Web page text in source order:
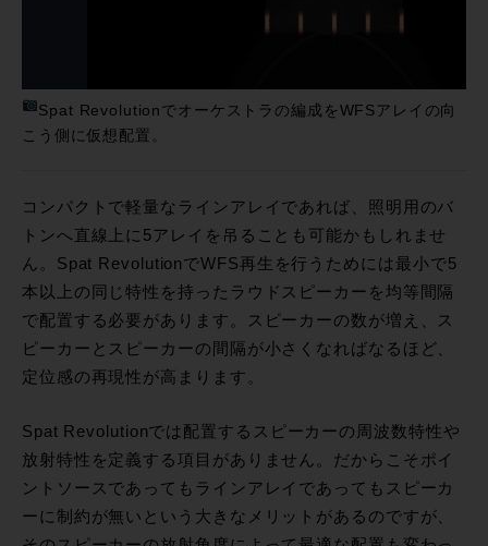
Spat Revolutionでオーケストラの編成をWFSアレイの向
こう側に仮想配置。
コンパクトで軽量なラインアレイであれば、照明用のバ
トンへ直線上に5アレイを吊ることも可能かもしれませ
ん。Spat RevolutionでWFS再生を行うためには最小で5
本以上の同じ特性を持ったラウドスピーカーを均等間隔
で配置する必要があります。スピーカーの数が増え、ス
ピーカーとスピーカーの間隔が小さくなればなるほど、
定位感の再現性が高まります。
Spat Revolutionでは配置するスピーカーの周波数特性や
放射特性を定義する項目がありません。だからこそポイ
ントソースであってもラインアレイであってもスピーカ
ーに制約が無いという大きなメリットがあるのですが、